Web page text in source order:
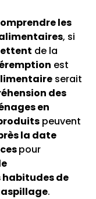
les
, si
de la
est
serait
des
en
peuvent
la date
pour
habitudes de
.